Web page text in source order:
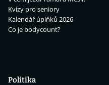
Kvízy pro seniory
Kalendář úplňků 2026
Co je bodycount?
Politika